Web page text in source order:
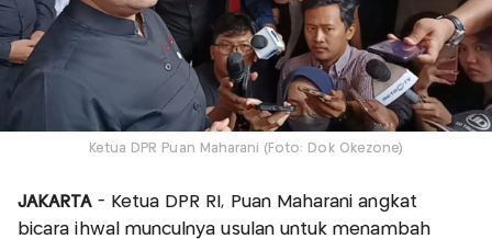
Ketua DPR Puan Maharani (Foto: Dok Okezone)
JAKARTA - Ketua DPR RI, Puan Maharani angkat
bicara ihwal munculnya usulan untuk menambah